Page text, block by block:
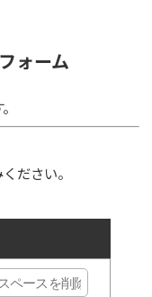
ォーム
ださい。